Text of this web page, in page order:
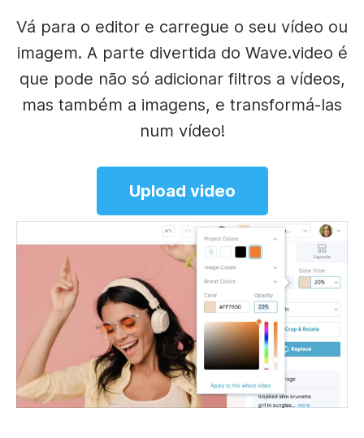
Vá para o editor e carregue o seu vídeo ou
imagem. A parte divertida do Wave.video é
que pode não só adicionar filtros a vídeos,
mas também a imagens, e transformá-las
num vídeo!
Upload video